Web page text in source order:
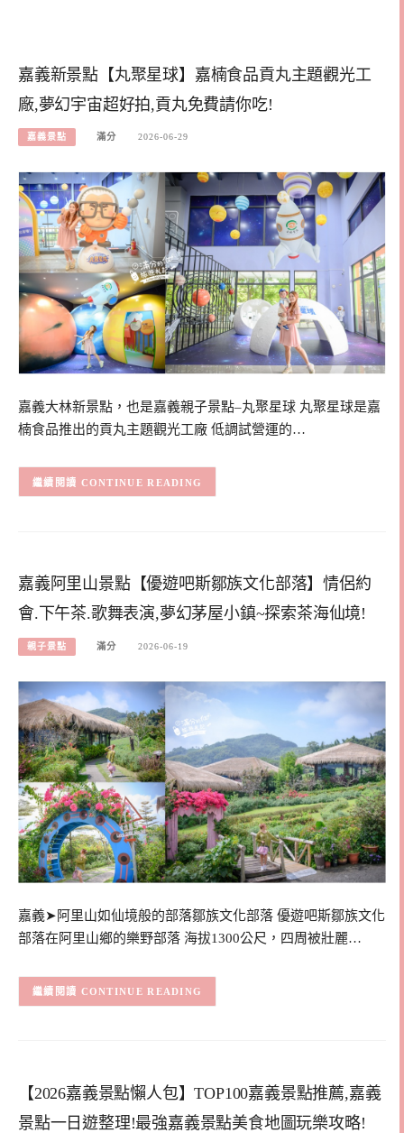
嘉義新景點【丸聚星球】嘉楠食品貢丸主題觀光工
廠,夢幻宇宙超好拍,貢丸免費請你吃!
嘉義景點 滿分 2026-06-29
嘉義大林新景點，也是嘉義親子景點–丸聚星球 丸聚星球是嘉
楠食品推出的貢丸主題觀光工廠 低調試營運的…
CONTINUE READING
嘉義阿里山景點【優遊吧斯鄒族文化部落】情侶約
會.下午茶.歌舞表演,夢幻茅屋小鎮~探索茶海仙境!
親子景點 滿分 2026-06-19
嘉義➤阿里山如仙境般的部落鄒族文化部落 優遊吧斯鄒族文化
部落在阿里山鄉的樂野部落 海拔1300公尺，四周被壯麗…
CONTINUE READING
【2026嘉義景點懶人包】TOP100嘉義景點推薦,嘉義
景點一日遊整理!最強嘉義景點美食地圖玩樂攻略!